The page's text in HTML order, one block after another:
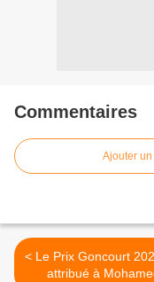
Commentaires
Ajouter
< Le Prix Goncourt 2021 est
attribué à